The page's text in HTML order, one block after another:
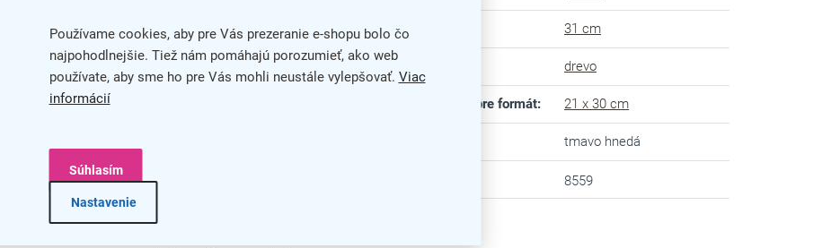
Používame cookies, aby pre Vás prezeranie e-shopu bolo čo
najpohodlnejšie. Tiež nám pomáhajú porozumieť, ako web
používate, aby sme ho pre Vás mohli neustále vylepšovať. Viac
informácií
Nastavenie
Súhlasím
pozornosti
Výška 31 cm
drevo
Uspôsobené pre formát: 21 x 30 cm
tmavo hnedá
8559